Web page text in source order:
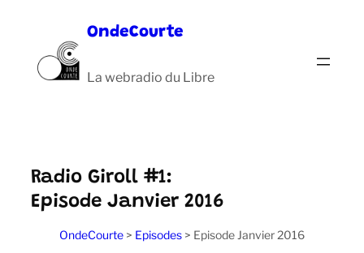
contenu
OndeCourte
La webradio du Libre
Radio Giroll #1:
Episode Janvier 2016
OndeCourte > Episodes > Episode Janvier 2016